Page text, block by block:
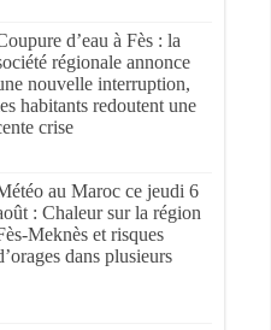
d’eau à Fès : la
régionale annonce
nouvelle interruption,
habitants redoutent une
crise
au Maroc ce jeudi 6
: Chaleur sur la région
Meknès et risques
dans plusieurs